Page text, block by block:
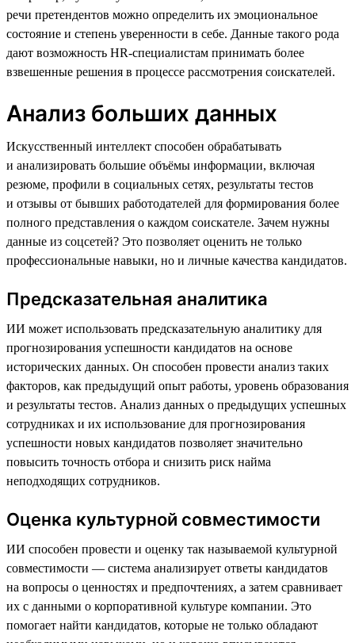
речи претендентов можно определить их эмоциональное
состояние и степень уверенности в себе. Данные такого рода
дают возможность HR-специалистам принимать более
взвешенные решения в процессе рассмотрения соискателей.
Анализ больших данных
Искусственный интеллект способен обрабатывать
и анализировать большие объёмы информации, включая
резюме, профили в социальных сетях, результаты тестов
и отзывы от бывших работодателей для формирования более
полного представления о каждом соискателе. Зачем нужны
данные из соцсетей? Это позволяет оценить не только
профессиональные навыки, но и личные качества кандидатов.
Предсказательная аналитика
ИИ может использовать предсказательную аналитику для
прогнозирования успешности кандидатов на основе
исторических данных. Он способен провести анализ таких
факторов, как предыдущий опыт работы, уровень образования
и результаты тестов. Анализ данных о предыдущих успешных
сотрудниках и их использование для прогнозирования
успешности новых кандидатов позволяет значительно
повысить точность отбора и снизить риск найма
неподходящих сотрудников.
Оценка культурной совместимости
ИИ способен провести и оценку так называемой культурной
совместимости — система анализирует ответы кандидатов
на вопросы о ценностях и предпочтениях, а затем сравнивает
их с данными о корпоративной культуре компании. Это
помогает найти кандидатов, которые не только обладают